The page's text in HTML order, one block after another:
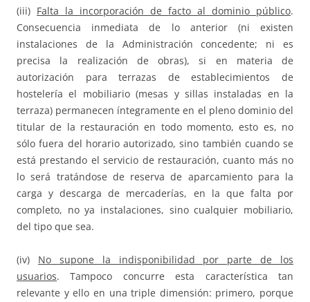
(iii) Falta la incorporación de facto al dominio público.
Consecuencia inmediata de lo anterior (ni existen
instalaciones de la Administración concedente; ni es
precisa la realización de obras), si en materia de
autorización para terrazas de establecimientos de
hostelería el mobiliario (mesas y sillas instaladas en la
terraza) permanecen íntegramente en el pleno dominio del
titular de la restauración en todo momento, esto es, no
sólo fuera del horario autorizado, sino también cuando se
está prestando el servicio de restauración, cuanto más no
lo será tratándose de reserva de aparcamiento para la
carga y descarga de mercaderías, en la que falta por
completo, no ya instalaciones, sino cualquier mobiliario,
del tipo que sea.
(iv) No supone la indisponibilidad por parte de los
usuarios. Tampoco concurre esta característica tan
relevante y ello en una triple dimensión: primero, porque